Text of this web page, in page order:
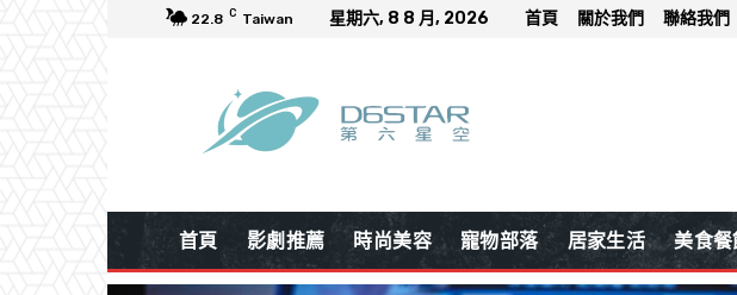
22.8 C Taiwan 星期六, 8 8 月, 2026 首頁 關於我們 聯絡我們
首頁 影劇推薦 時尚美容 寵物部落 居家生活 美食餐